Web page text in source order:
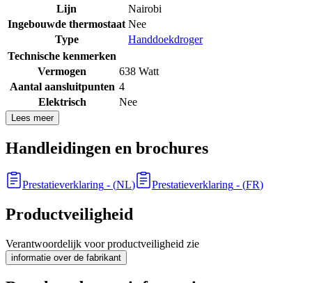
Lijn
Nairobi
Ingebouwde thermostaat Nee
Type
Handdoekdroger
Technische kenmerken
Vermogen
638 Watt
Aantal aansluitpunten 4
Elektrisch
Nee
Lees meer
Handleidingen en brochures
Prestatieverklaring - (NL) Prestatieverklaring - (FR)
Productveiligheid
Verantwoordelijk voor productveiligheid zie
informatie over de fabrikant